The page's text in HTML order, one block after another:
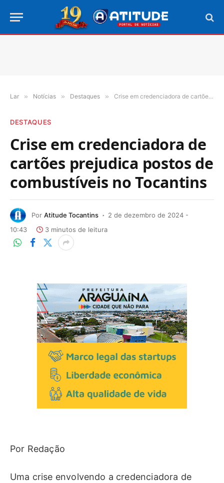
Lar » Notícias » Destaques » Crise em credenciadora de cartões prejudica postos de combustíveis no Tocantins
DESTAQUES
Crise em credenciadora de
cartões prejudica postos de
combustíveis no Tocantins
Por Atitude Tocantins
2 de dezembro de 2024 -
10:43
3 minutos de leitura
Por Redação
Uma crise envolvendo a credenciadora de